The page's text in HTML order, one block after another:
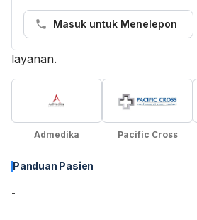
Masuk untuk Menelepon
mencantumkan paket asuransi
akurat. Jika terdapat masalah, tim
membantu menghubungkan Anda
layanan.
Admedika Pacific Cross
Panduan Pasien
-